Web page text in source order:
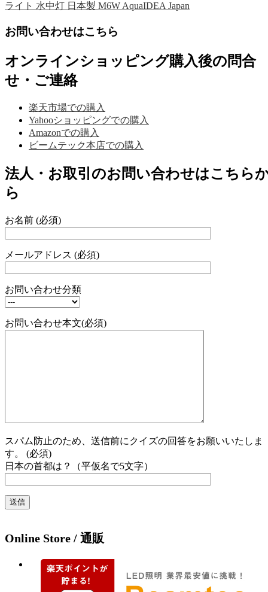
ライト 水中灯 日本製 M6W AquaIDEA Japan
お問い合わせはこちら
オンラインショッピング購入後の問合
せ・ご連絡
楽天市場での購入
Yahooショッピングでの購入
Amazonでの購入
ビームテック本店での購入
法人・お取引のお問い合わせはこちら
ら
お名前 (必須)
メールアドレス (必須)
お問い合わせ分類
お問い合わせ本文(必須)
スパム防止のため、送信前にクイズの回答をお願いいたしま
す。 (必須)
日本の首都は？（平仮名で5文字）
Online Store / 通販